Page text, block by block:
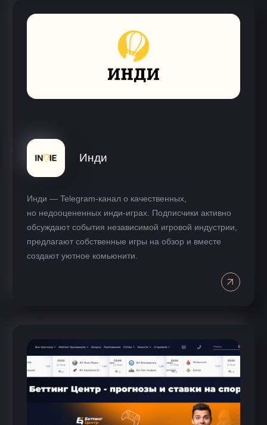
Инди
Инди — Telegram-канал о качественных,
но недооцененных инди-играх. Подписчики активно
обсуждают события независимой игровой индустрии,
предлагают собственные игры на обзор и вместе
создают уютное комьюнити.